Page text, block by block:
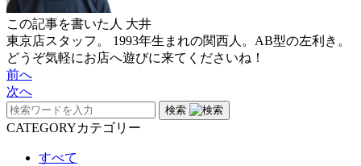
この記事を書いた人 大井
東京店スタッフ。 1993年生まれの関西人。AB型の左利き。
どうぞ気軽にお店へ遊びに来てくださいね！
前へ
次へ
検索
CATEGORYカテゴリー
すべて